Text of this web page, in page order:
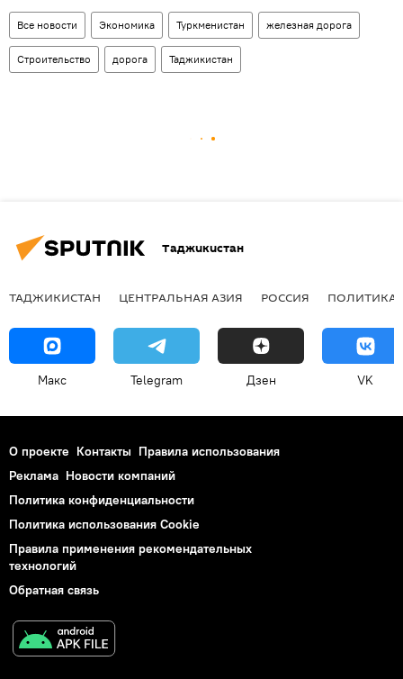
Все новости Экономика Туркменистан железная дорога
Строительство дорога Таджикистан
Таджикистан
ТАДЖИКИСТАН ЦЕНТРАЛЬНАЯ АЗИЯ РОССИЯ ПОЛИТИКА
Макс Telegram Дзен VK
О проекте Контакты Правила использования
Реклама Новости компаний
Политика конфиденциальности
Политика использования Cookie
Правила применения рекомендательных
технологий
Обратная связь